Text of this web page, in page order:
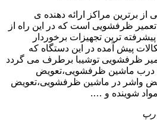
از برترین مراکز ارائه دهنده ی
ظرفشویی است که در این راه از
ترین تجهیزات برخوردار
پیش آمده در این دستگاه که
ظرفشویی توشیبا برطرف می گردد
درب ماشین ظرفشویی،تعویض
واشر در ماشین ظرفشویی،تعویض
شوینده و ….